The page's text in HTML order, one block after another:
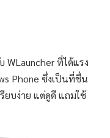
WLauncher ที่ได้แรง
Phone ซึ่งเป็นที่ชื่น
ยบง่าย แต่ดูดี แถมใช้